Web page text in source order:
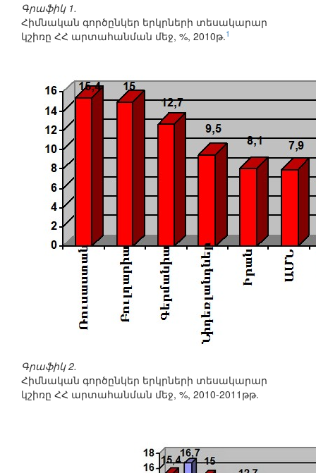
Գրաֆիկ 1.
Հիմնական գործընկեր երկրների տեսակարար
կշիռը ՀՀ արտահանման մեջ, %, 2010թ.1
Գրաֆիկ 2.
Հիմնական գործընկեր երկրների տեսակարար
կշիռը ՀՀ արտահանման մեջ, %, 2010-2011թթ.